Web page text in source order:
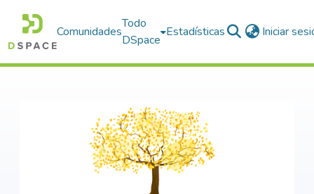
Comunidades
Todo
DSpace
Estadísticas Iniciar